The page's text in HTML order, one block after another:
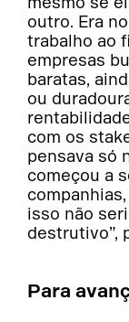
outro. Era
trabalho ao
empresas
baratas,
ou
com os
pensava só
começou a
isso não
destrutivo”,
Para